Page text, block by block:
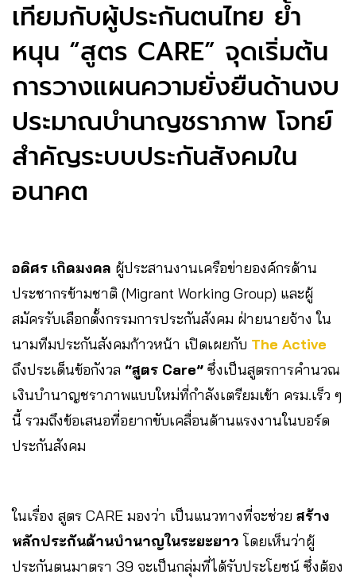
เทียมกับผู้ประกันตนไทย ย้ำ
หนุน “สูตร CARE” จุดเริ่มต้น
การวางแผนความยั่งยืนด้านงบ
ประมาณบำนาญชราภาพ โจทย์
สำคัญระบบประกันสังคมใน
อนาคต
อดิศร เกิดมงคล ผู้ประสานงานเครือข่ายองค์กรด้าน
ประชากรข้ามชาติ (Migrant Working Group) และผู้
สมัครรับเลือกตั้งกรรมการประกันสังคม ฝ่ายนายจ้าง ใน
นามทีมประกันสังคมก้าวหน้า เปิดเผยกับ The Active
ถึงประเด็นข้อกังวล “สูตร Care” ซึ่งเป็นสูตรการคำนวณ
เงินบำนาญชราภาพแบบใหม่ที่กำลังเตรียมเข้า ครม.เร็ว ๆ
นี้ รวมถึงข้อเสนอที่อยากขับเคลื่อนด้านแรงงานในบอร์ด
ประกันสังคม
ในเรื่อง สูตร CARE มองว่า เป็นแนวทางที่จะช่วย สร้าง
หลักประกันด้านบำนาญในระยะยาว โดยเห็นว่าผู้
ประกันตนมาตรา 39 จะเป็นกลุ่มที่ได้รับประโยชน์ ซึ่งต้อง